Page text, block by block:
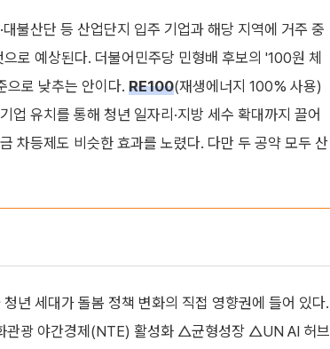
불산단 등 산업단지 입주 기업과 해당 지역에 거주 중
로 예상된다. 더불어민주당 민형배 후보의 '100원 체
로 낮추는 안이다. RE100(재생에너지 100% 사용)
업 유치를 통해 청년 일자리·지방 세수 확대까지 끌어
차등제도 비슷한 효과를 노렸다. 다만 두 공약 모두 산
년 세대가 돌봄 정책 변화의 직접 영향권에 들어 있다.
관광 야간경제(NTE) 활성화 △균형성장 △UN AI 허브